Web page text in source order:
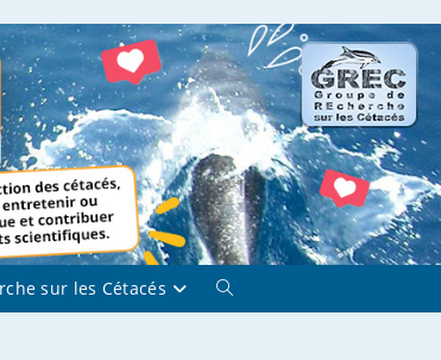
sur les Cétacés Toggle